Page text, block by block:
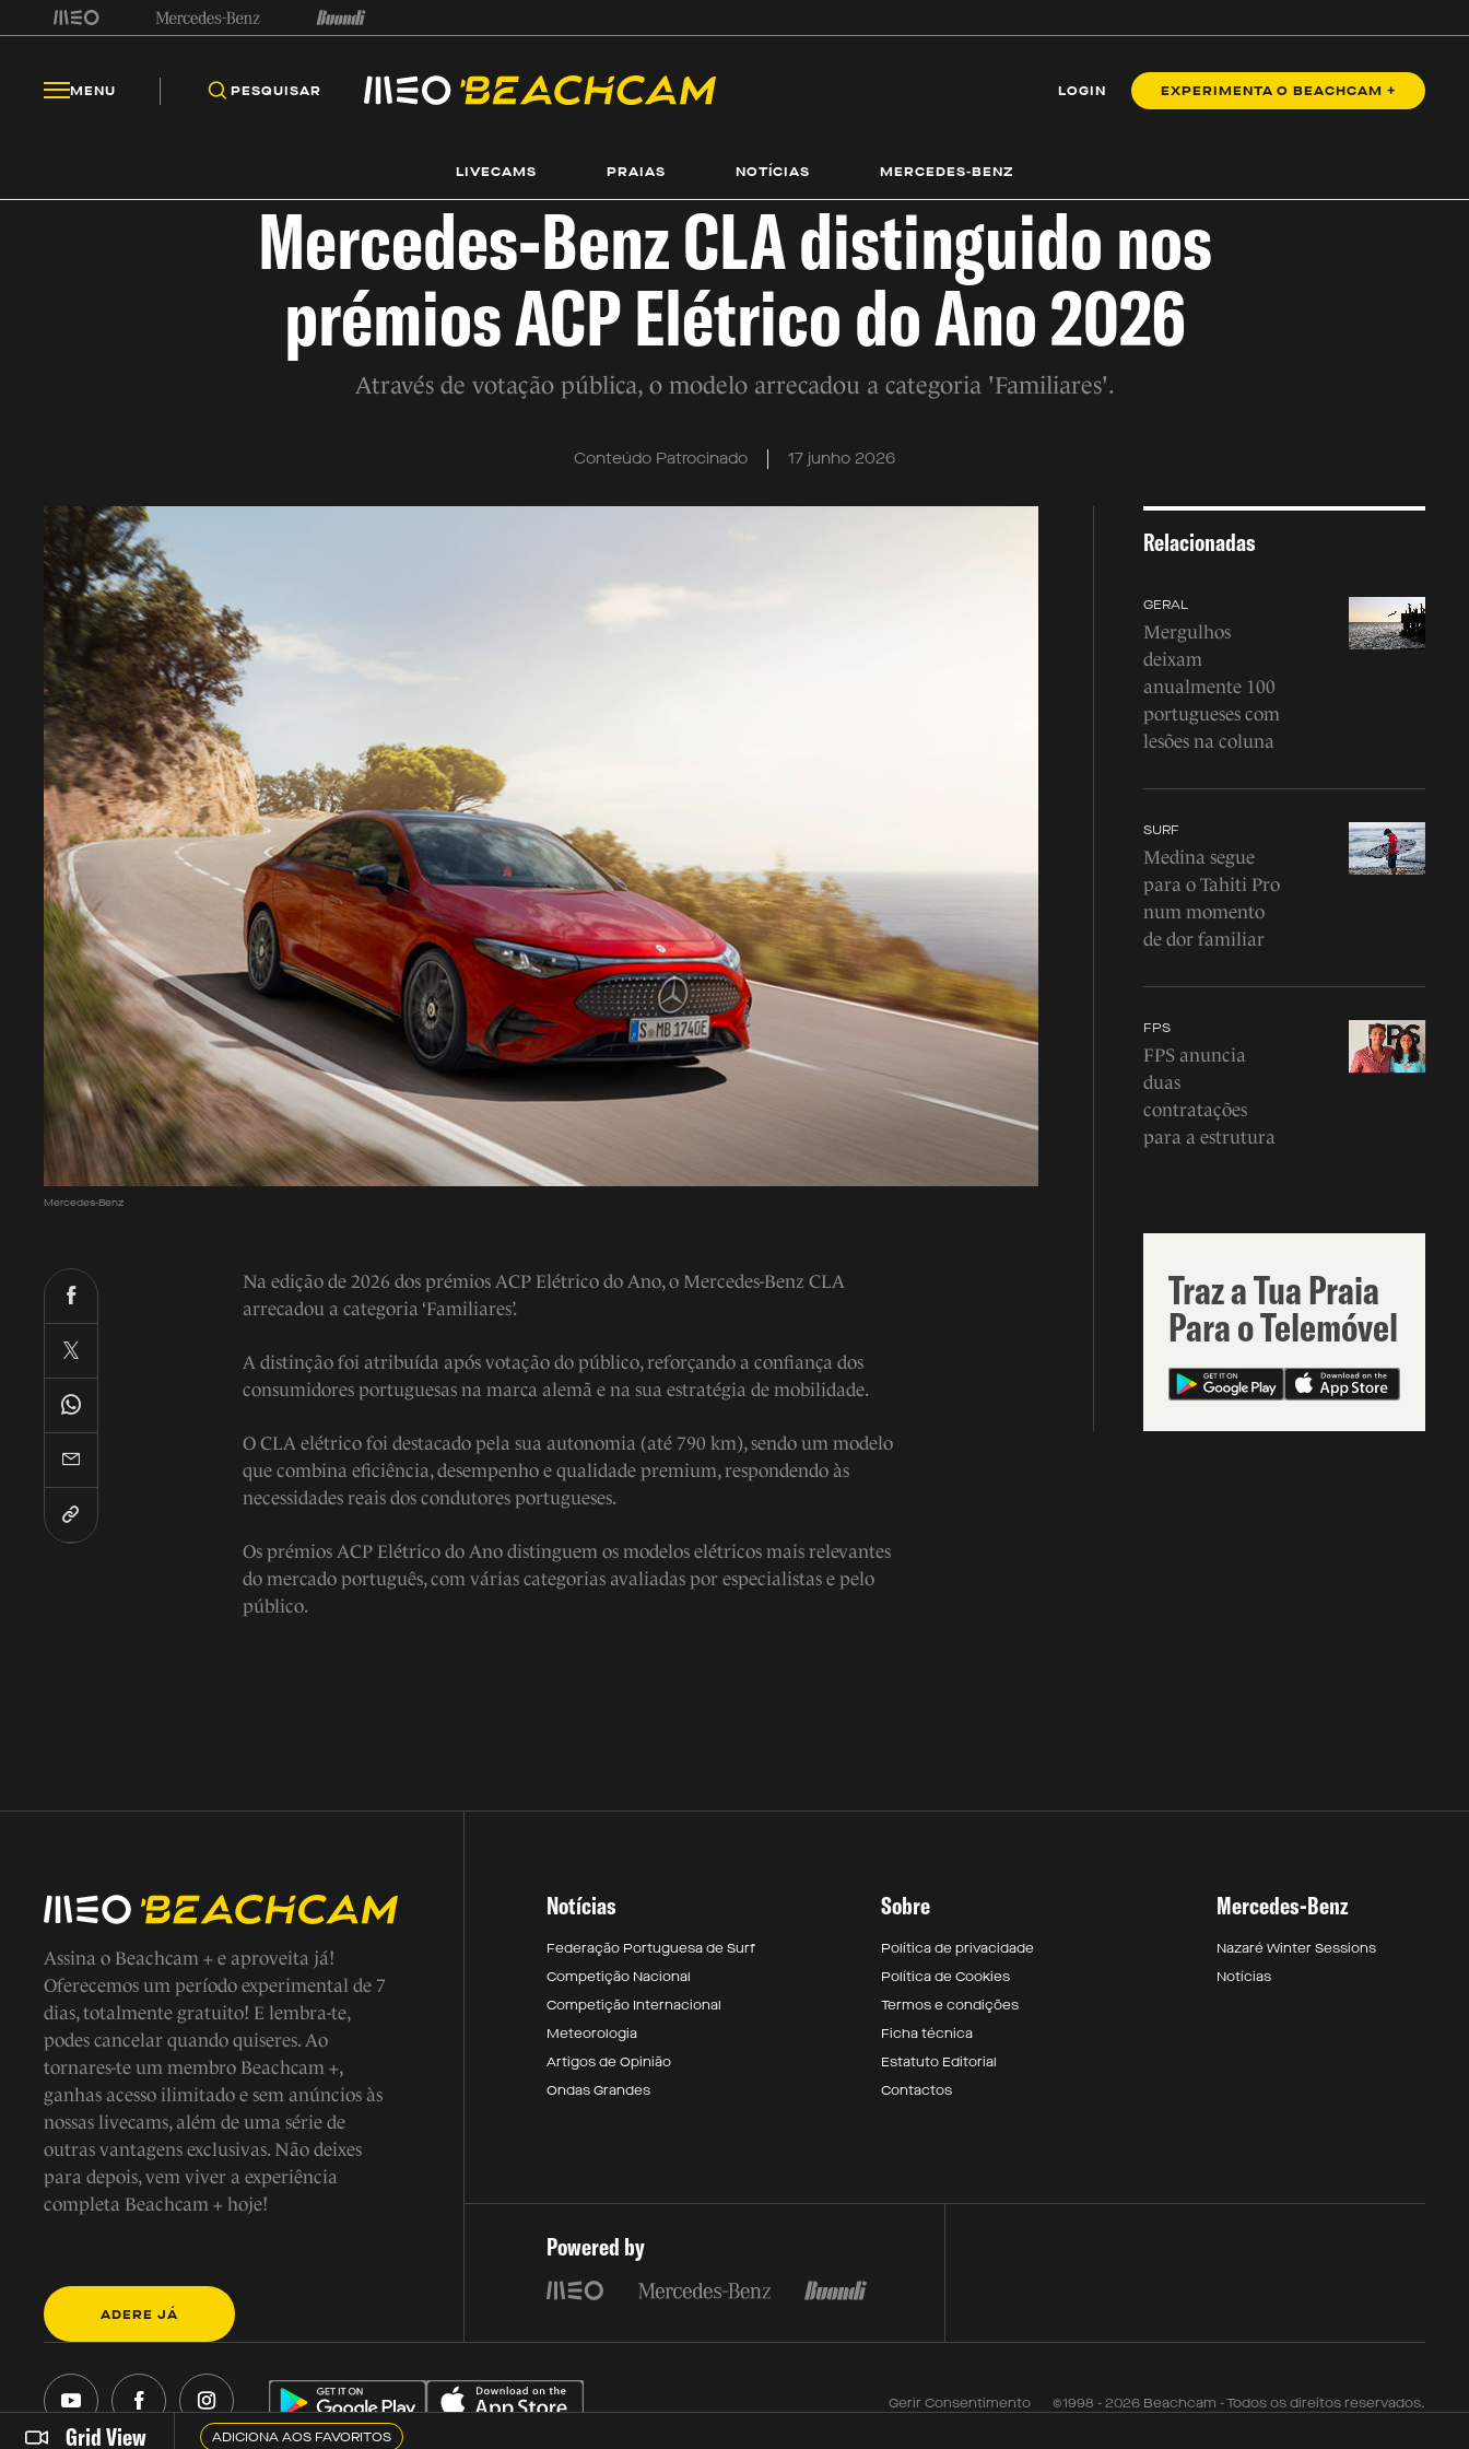
MENU PESQUISAR LOGIN EXPERIMENTA O BEACHCAM +
LIVECAMS PRAIAS NOTÍCIAS MERCEDES-BENZ
Grid View ADICIONA AOS FAVORITOS
Mercedes-Benz CLA distinguido nos
prémios ACP Elétrico do Ano 2026
Através de votação pública, o modelo arrecadou a categoria 'Familiares'.
Conteúdo Patrocinado 17 junho 2026
Mercedes-Benz
Na edição de 2026 dos prémios ACP Elétrico do Ano, o Mercedes-Benz CLA
arrecadou a categoria ‘Familiares’.
A distinção foi atribuída após votação do público, reforçando a confiança dos
consumidores portuguesas na marca alemã e na sua estratégia de mobilidade.
O CLA elétrico foi destacado pela sua autonomia (até 790 km), sendo um modelo
que combina eficiência, desempenho e qualidade premium, respondendo às
necessidades reais dos condutores portugueses.
Os prémios ACP Elétrico do Ano distinguem os modelos elétricos mais relevantes
do mercado português, com várias categorias avaliadas por especialistas e pelo
público.
Relacionadas
GERAL
Mergulhos
deixam
anualmente 100
portugueses com
lesões na coluna
SURF
Medina segue
para o Tahiti Pro
num momento
de dor familiar
FPS
FPS anuncia
duas
contratações
para a estrutura
Traz a Tua Praia
Para o Telemóvel
Assina o Beachcam + e aproveita já!
Oferecemos um período experimental de 7
dias, totalmente gratuito! E lembra-te,
podes cancelar quando quiseres. Ao
tornares-te um membro Beachcam +,
ganhas acesso ilimitado e sem anúncios às
nossas livecams, além de uma série de
outras vantagens exclusivas. Não deixes
para depois, vem viver a experiência
completa Beachcam + hoje!
ADERE JÁ
Notícias
Federação Portuguesa de Surf
Competição Nacional
Competição Internacional
Meteorologia
Artigos de Opinião
Ondas Grandes
Sobre
Política de privacidade
Política de Cookies
Termos e condições
Ficha técnica
Estatuto Editorial
Contactos
Mercedes-Benz
Nazaré Winter Sessions
Notícias
Powered by
Gerir Consentimento ©1998 - 2026 Beachcam - Todos os direitos reservados.